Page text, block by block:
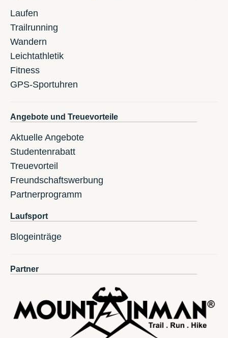
Laufen
Trailrunning
Wandern
Leichtathletik
Fitness
GPS-Sportuhren
Angebote und Treuevorteile
Aktuelle Angebote
Studentenrabatt
Treuevorteil
Freundschaftswerbung
Partnerprogramm
Laufsport
Blogeinträge
Partner